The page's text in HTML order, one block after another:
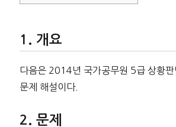
개요
다음은 2014년 국가공무원 5급 상황
문제 해설이다.
문제